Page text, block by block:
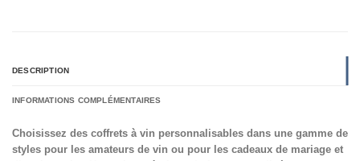
DESCRIPTION
INFORMATIONS COMPLÉMENTAIRES
Choisissez des coffrets à vin personnalisables dans une gamme de
styles pour les amateurs de vin ou pour les cadeaux de mariage et